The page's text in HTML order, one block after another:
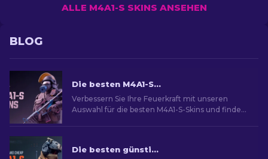
ALLE M4A1-S SKINS ANSEHEN
BLOG
Die besten M4A1-S Skins in CS2 [2026]
Verbessern Sie Ihre Feuerkraft mit unseren
Auswahl für die besten M4A1-S-Skins und finden
Die besten günstigsten M4A1-S Skins in CS2 [2026]